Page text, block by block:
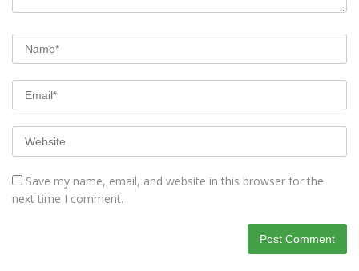
Save my name, email, and website in this browser for the
next time I comment.